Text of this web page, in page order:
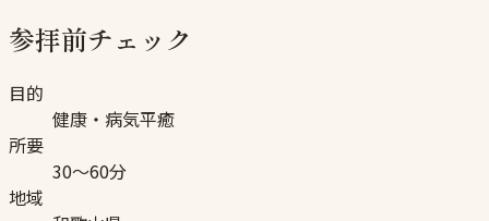
参拝前チェック
目的
健康・病気平癒
所要
30〜60分
地域